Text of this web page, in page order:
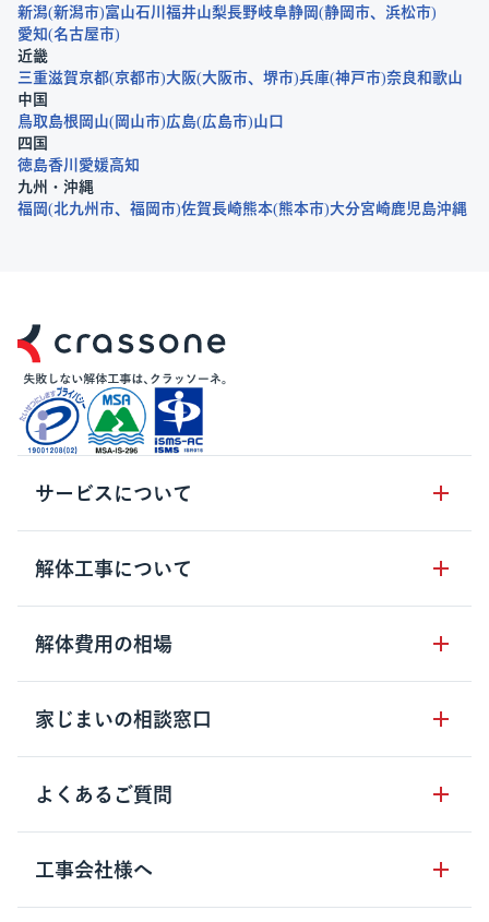
新潟 新潟市 富山石川 福井山梨長野岐阜静岡 静岡市
浜松市
愛知 名古屋市
近畿
三重滋賀京都 京都市 大阪 大阪市 堺市 兵庫 神戸市 奈良和歌山
中国
鳥取 島根 岡山 岡山市 広島 広島市 山口
四国
徳島香川 愛媛高知
九州・沖縄
福岡 北九州市 福岡市 佐賀長崎熊本 熊本市 大分宮崎鹿児島沖縄
サービスについて
サービスの流れ
サービスのメリット
クラッソーネの自治体連携
お客さまの声
空き家の処分を検討のお客様へ
解体工事について
解体工事の基礎知識
解体工事に関わる法律
用語集
解体費用の相場
木造住宅の相場
鉄骨造住宅の相場
RC造住宅の相場
家じまいの相談窓口
家じまいの相談窓口
よくあるご質問
クラッソーネの利用方法
工事の進め方
工事会社様へ